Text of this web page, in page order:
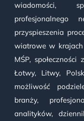
wiadomości,
profesjonalnego
przyspieszenia
wiatrowe w krajach
MŚP,
Łotwy, Litwy,
możliwość
branży,
analityków,